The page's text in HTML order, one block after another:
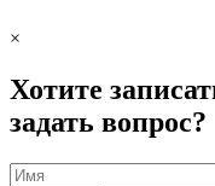
×
Хотите
задать вопрос?